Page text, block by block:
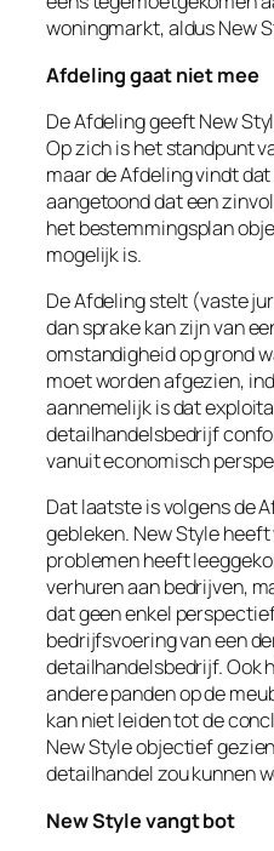
woningmarkt, aldus New
Afdeling gaat niet mee
De Afdeling geeft New
Op zich is het standpunt
maar de Afdeling vindt
aangetoond dat een
het bestemmingsplan
mogelijk is.
De Afdeling stelt (vaste
dan sprake kan zijn van
omstandigheid op grond
moet worden afgezien,
aannemelijk is dat
detailhandelsbedrijf
vanuit economisch
Dat laatste is volgens de
gebleken. New Style
problemen heeft
verhuren aan bedrijven,
datgeen enkel
bedrijfsvoering van een
detailhandelsbedrijf. Ook
andere panden op de
kan niet leiden tot de
New Style objectief
detailhandel zou kunnen
New Style vangt bot